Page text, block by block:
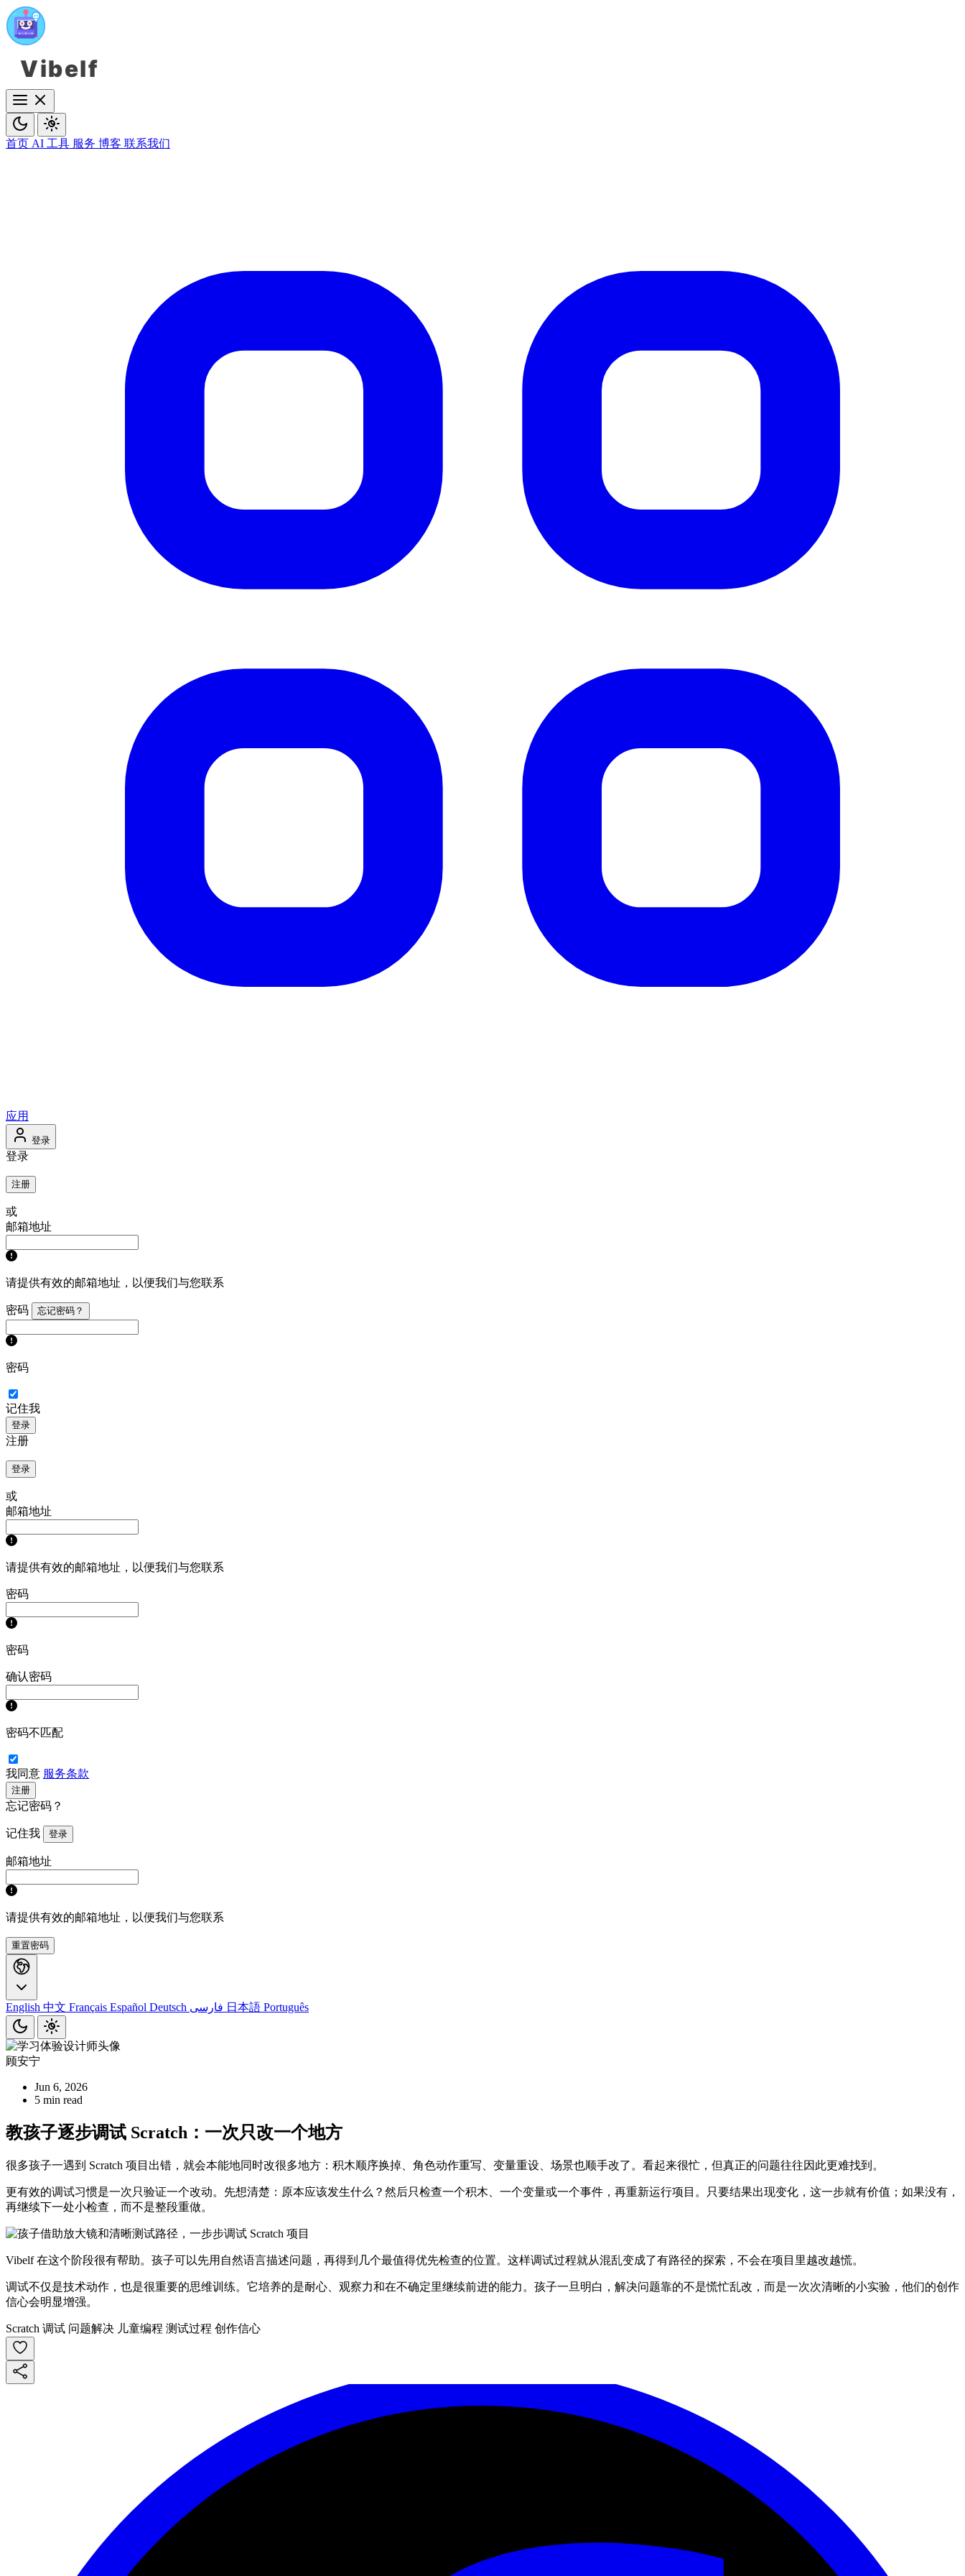
Vibelf
首页 AI 工具 服务 博客 联系我们
应用
登录
登录
注册
或
邮箱地址
请提供有效的邮箱地址，以便我们与您联系
密码 忘记密码？
密码
记住我
登录
注册
登录
或
邮箱地址
请提供有效的邮箱地址，以便我们与您联系
密码
密码
确认密码
密码不匹配
我同意 服务条款
注册
忘记密码？
记住我 登录
邮箱地址
请提供有效的邮箱地址，以便我们与您联系
重置密码
English 中文 Français Español Deutsch 日本語 Português
顾安宁
Jun 6, 2026
5 min read
教孩子逐步调试 Scratch：一次只改一个地方
很多孩子一遇到 Scratch 项目出错，就会本能地同时改很多地方：积木顺序换掉、角色动作重写、变量重设、场景也顺手改了。看起来很忙，但真正的问题往往因此更难找到。
更有效的调试习惯是一次只验证一个改动。先想清楚：原本应该发生什么？然后只检查一个积木、一个变量或一个事件，再重新运行项目。只要结果出现变化，这一步就有价值；如果没有，
再继续下一处小检查，而不是整段重做。
Vibelf 在这个阶段很有帮助。孩子可以先用自然语言描述问题，再得到几个最值得优先检查的位置。这样调试过程就从混乱变成了有路径的探索，不会在项目里越改越慌。
调试不仅是技术动作，也是很重要的思维训练。它培养的是耐心、观察力和在不确定里继续前进的能力。孩子一旦明白，解决问题靠的不是慌忙乱改，而是一次次清晰的小实验，他们的创作
信心会明显增强。
Scratch 调试 问题解决 儿童编程 测试过程 创作信心